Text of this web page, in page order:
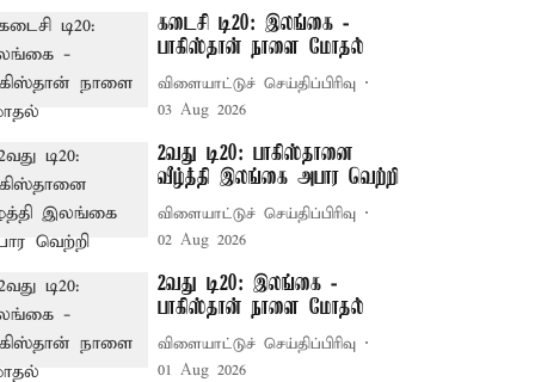
கடைசி டி20: இலங்கை -
பாகிஸ்தான் நாளை மோதல்
விளையாட்டுச் செய்திப்பிரிவு
03 Aug 2026
2வது டி20: பாகிஸ்தானை
வீழ்த்தி இலங்கை அபார வெற்றி
விளையாட்டுச் செய்திப்பிரிவு
02 Aug 2026
2வது டி20: இலங்கை -
பாகிஸ்தான் நாளை மோதல்
விளையாட்டுச் செய்திப்பிரிவு
01 Aug 2026